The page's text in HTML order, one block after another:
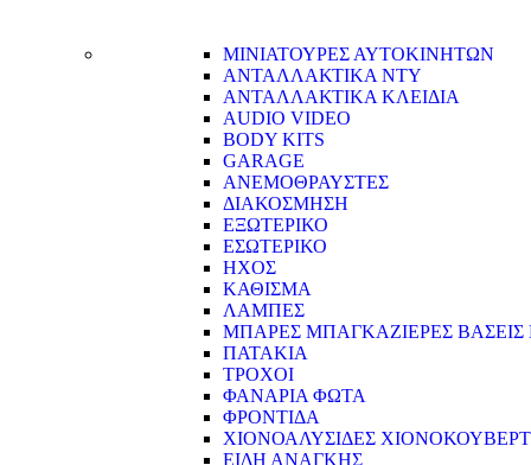
ΜΙΝΙΑΤΟΥΡΕΣ ΑΥΤΟΚΙΝΗΤΩΝ
ΑΝΤΑΛΛΑΚΤΙΚΑ NTY
ΑΝΤΑΛΛΑΚΤΙΚΑ ΚΛΕΙΔΙΑ
AUDIO VIDEO
BODY KITS
GARAGE
ΑΝΕΜΟΘΡΑΥΣΤΕΣ
ΔΙΑΚΟΣΜΗΣΗ
ΕΞΩΤΕΡΙΚΟ
ΕΣΩΤΕΡΙΚΟ
ΗΧΟΣ
ΚΑΘΙΣΜΑ
ΛΑΜΠΕΣ
ΜΠΑΡΕΣ ΜΠΑΓΚΑΖΙΕΡΕΣ
ΠΑΤΑΚΙΑ
ΤΡΟΧΟΙ
ΦΑΝΑΡΙΑ ΦΩΤΑ
ΦΡΟΝΤΙΔΑ
ΧΙΟΝΟΑΛΥΣΙΔΕΣ
ΕΙΔΗ ΑΝΑΓΚΗΣ